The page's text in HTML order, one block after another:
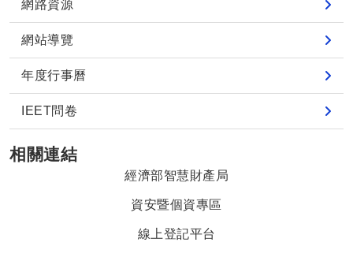
網路資源
網站導覽
年度行事曆
IEET問卷
相關連結
經濟部智慧財產局
資安暨個資專區
線上登記平台